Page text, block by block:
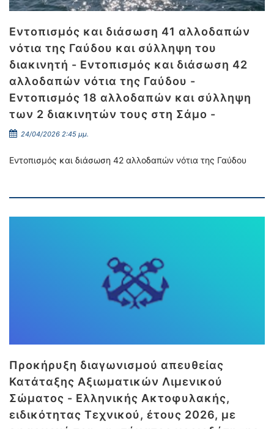
Εντοπισμός και διάσωση 41 αλλοδαπών
νότια της Γαύδου και σύλληψη του
διακινητή - Εντοπισμός και διάσωση 42
αλλοδαπών νότια της Γαύδου -
Εντοπισμός 18 αλλοδαπών και σύλληψη
των 2 διακινητών τους στη Σάμο -
24/04/2026 2:45 μμ.
Εντοπισμός και διάσωση 42 αλλοδαπών νότια της Γαύδου
Προκήρυξη διαγωνισμού απευθείας
Κατάταξης Αξιωματικών Λιμενικού
Σώματος - Ελληνικής Ακτοφυλακής,
ειδικότητας Τεχνικού, έτους 2026, με